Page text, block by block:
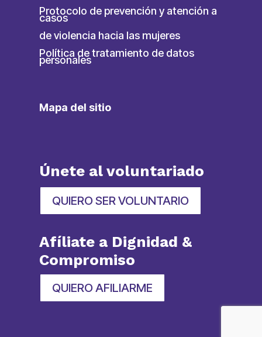
Protocolo de prevención y atención a
casos
de violencia hacia las mujeres
Política de tratamiento de datos
personales
Mapa del sitio
Únete al voluntariado
QUIERO SER VOLUNTARIO
Afíliate a Dignidad &
Compromiso
QUIERO AFILIARME